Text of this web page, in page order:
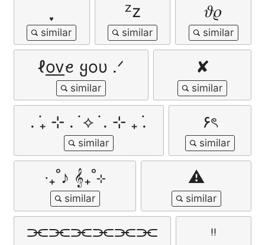
ᙆz 𝜗𝜚
ℓo͟v͟ꫀ ყoυ .ᐟ ✘
. ݁₊ ⊹ . ݁ ⟡ ݁ . ⊹ ₊ ݁. ۶ৎ
‧₊˚♪ 𝄞₊˚⊹ ⚠︎
⫘⫘⫘⫘⫘⫘ ᵎᵎ